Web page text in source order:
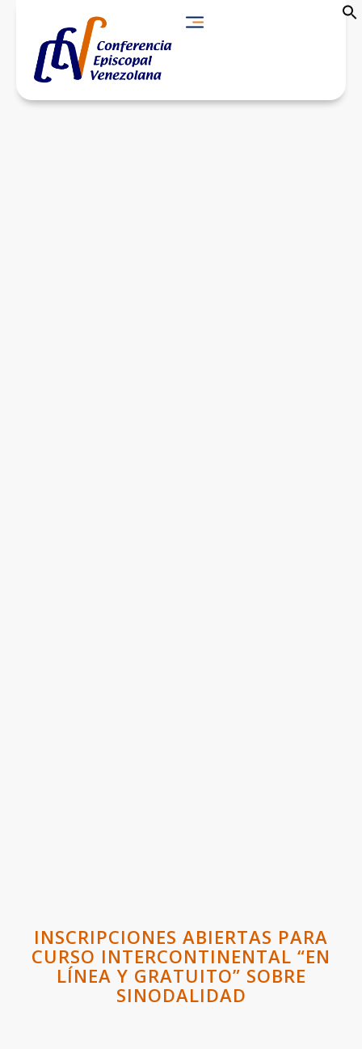
INSCRIPCIONES ABIERTAS PARA
CURSO INTERCONTINENTAL “EN
LÍNEA Y GRATUITO” SOBRE
SINODALIDAD